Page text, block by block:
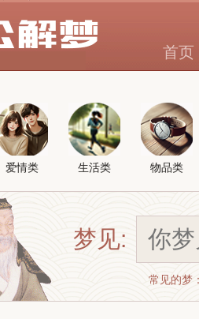
首页
爱情类 生活类 物品类
梦见:
常见的梦：